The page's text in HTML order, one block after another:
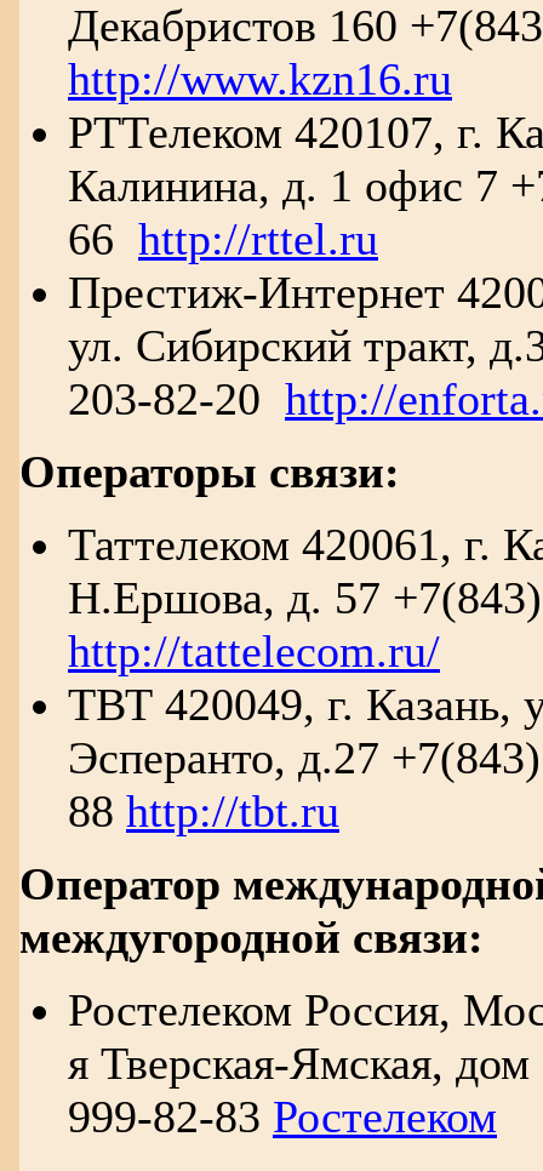
Декабристов 160
http://www.kzn16.ru
РТТелеком 420107, г.
Калинина, д. 1 офис 7
66 http://rttel.ru
Престиж-Интернет
ул. Сибирский тракт,
203-82-20 http://
Операторы связи:
Таттелеком 420061, г.
Н.Ершова, д. 57
http://tattelecom.ru/
ТВТ 420049, г. Казань,
Эсперанто, д.27
88 http://tbt.ru
Оператор
междугородной связи:
Ростелеком Россия,
я Тверская-Ямская,
999-82-83 Ростелеком